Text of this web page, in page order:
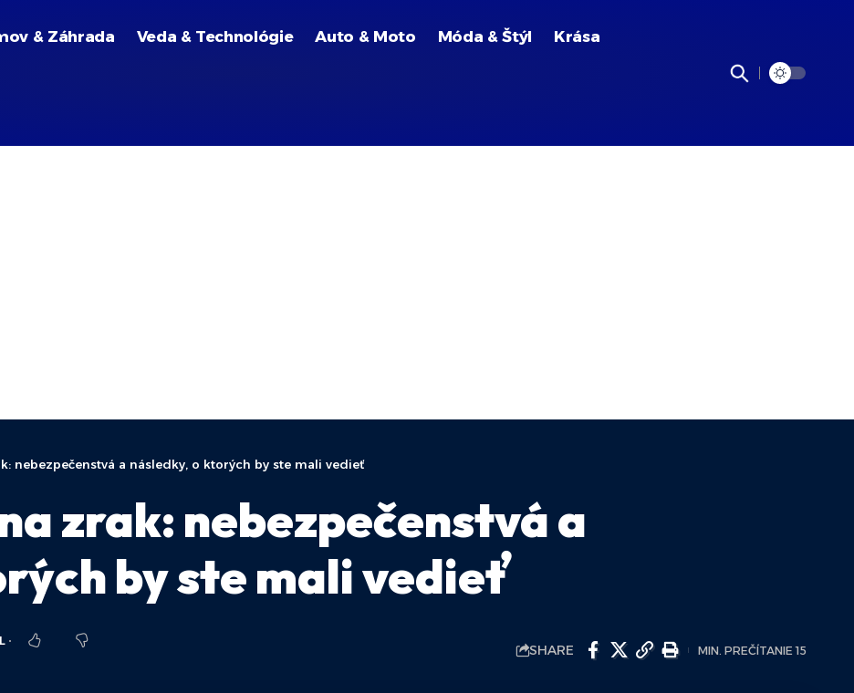
& Záhrada Veda & Technológie Auto & Moto Móda & Štýl Krása
nebezpečenstvá a následky, o ktorých by ste mali vedieť
zrak: nebezpečenstvá a
by ste mali vedieť
SHARE MIN. PREČÍTANIE 15